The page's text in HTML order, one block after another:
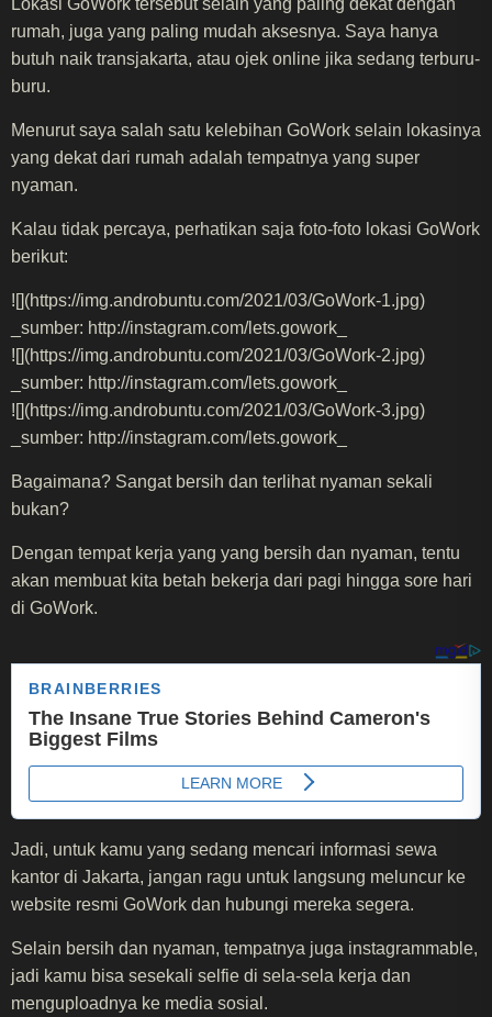
Lokasi GoWork tersebut selain yang paling dekat dengan
rumah, juga yang paling mudah aksesnya. Saya hanya
butuh naik transjakarta, atau ojek online jika sedang terburu-
buru.
Menurut saya salah satu kelebihan GoWork selain lokasinya
yang dekat dari rumah adalah tempatnya yang super
nyaman.
Kalau tidak percaya, perhatikan saja foto-foto lokasi GoWork
berikut:
![](https://img.androbuntu.com/2021/03/GoWork-1.jpg)
_sumber: http://instagram.com/lets.gowork_
![](https://img.androbuntu.com/2021/03/GoWork-2.jpg)
_sumber: http://instagram.com/lets.gowork_
![](https://img.androbuntu.com/2021/03/GoWork-3.jpg)
_sumber: http://instagram.com/lets.gowork_
Bagaimana? Sangat bersih dan terlihat nyaman sekali
bukan?
Dengan tempat kerja yang yang bersih dan nyaman, tentu
akan membuat kita betah bekerja dari pagi hingga sore hari
di GoWork.
Jadi, untuk kamu yang sedang mencari informasi sewa
kantor di Jakarta, jangan ragu untuk langsung meluncur ke
website resmi GoWork dan hubungi mereka segera.
Selain bersih dan nyaman, tempatnya juga instagrammable,
jadi kamu bisa sesekali selfie di sela-sela kerja dan
menguploadnya ke media sosial.